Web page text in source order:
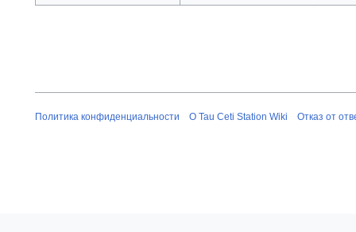
Политика конфиденциальности О Tau Ceti Station Wiki Отказ от